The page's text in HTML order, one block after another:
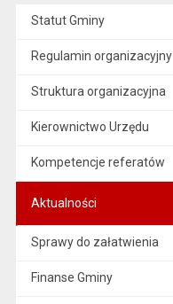
Statut Gminy
Regulamin organizacyjny
Struktura organizacyjna
Kierownictwo Urzędu
Kompetencje referatów
Aktualności
Sprawy do załatwienia
Finanse Gminy